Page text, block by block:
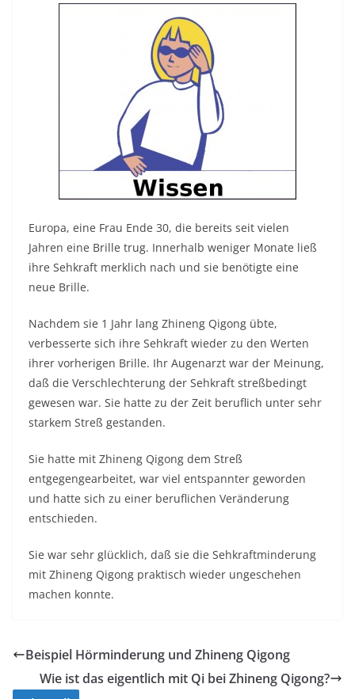
Europa, eine Frau Ende 30, die bereits seit vielen
Jahren eine Brille trug. Innerhalb weniger Monate ließ
ihre Sehkraft merklich nach und sie benötigte eine
neue Brille.
Nachdem sie 1 Jahr lang Zhineng Qigong übte,
verbesserte sich ihre Sehkraft wieder zu den Werten
ihrer vorherigen Brille. Ihr Augenarzt war der Meinung,
daß die Verschlechterung der Sehkraft streßbedingt
gewesen war. Sie hatte zu der Zeit beruflich unter sehr
starkem Streß gestanden.
Sie hatte mit Zhineng Qigong dem Streß
entgegengearbeitet, war viel entspannter geworden
und hatte sich zu einer beruflichen Veränderung
entschieden.
Sie war sehr glücklich, daß sie die Sehkraftminderung
mit Zhineng Qigong praktisch wieder ungeschehen
machen konnte.
Beispiel Hörminderung und Zhineng Qigong
Wie ist das eigentlich mit Qi bei Zhineng Qigong?